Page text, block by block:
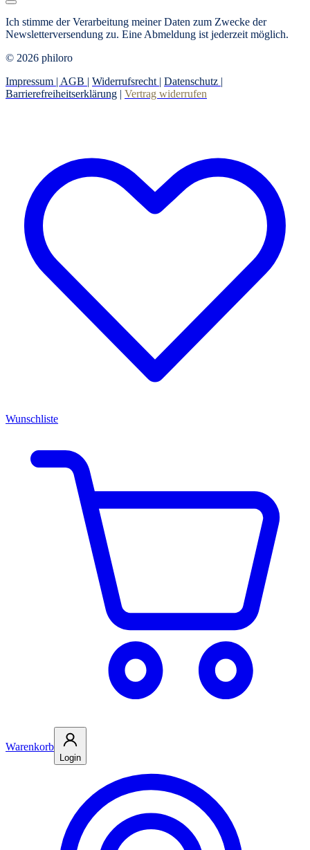
Ich stimme der Verarbeitung meiner Daten zum Zwecke der
Newsletterversendung zu. Eine Abmeldung ist jederzeit möglich.
© 2026 philoro
Impressum | AGB | Widerrufsrecht | Datenschutz |
Barrierefreiheitserklärung | Vertrag widerrufen
Wunschliste
Warenkorb
Login